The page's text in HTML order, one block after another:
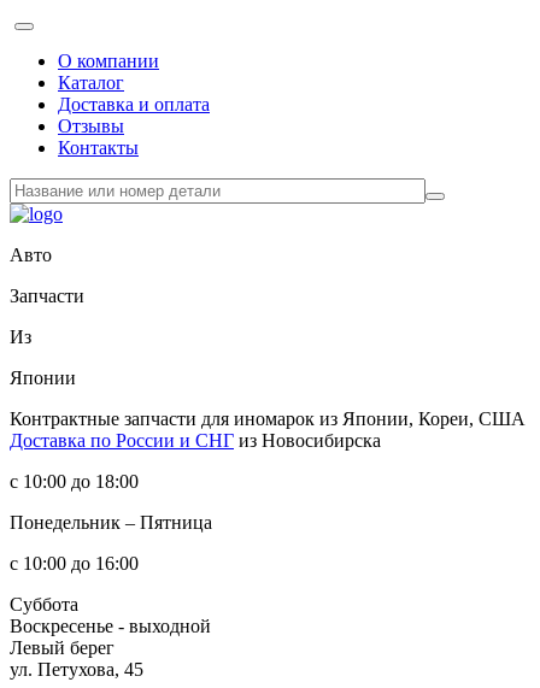
О компании
Каталог
Доставка и оплата
Отзывы
Контакты
Авто
Запчасти
Из
Японии
Контрактные запчасти для иномарок из Японии, Кореи, США
Доставка по России и СНГ из Новосибирска
с 10:00 до 18:00
Понедельник – Пятница
с 10:00 до 16:00
Суббота
Воскресенье - выходной
Левый берег
ул. Петухова, 45